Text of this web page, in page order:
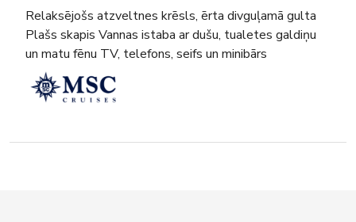
Relaksējošs atzveltnes krēsls, ērta divguļamā gulta
Plašs skapis Vannas istaba ar dušu, tualetes galdiņu
un matu fēnu TV, telefons, seifs un minibārs